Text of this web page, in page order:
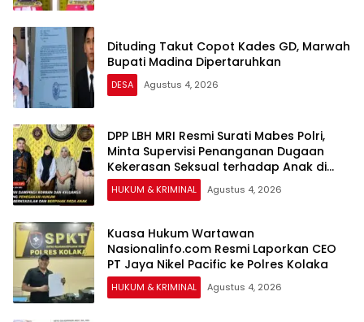
Dituding Takut Copot Kades GD, Marwah
Bupati Madina Dipertaruhkan
DESA Agustus 4, 2026
DPP LBH MRI Resmi Surati Mabes Polri,
Minta Supervisi Penanganan Dugaan
Kekerasan Seksual terhadap Anak di
Banggai
HUKUM & KRIMINAL Agustus 4, 2026
Kuasa Hukum Wartawan
Nasionalinfo.com Resmi Laporkan CEO
PT Jaya Nikel Pacific ke Polres Kolaka
HUKUM & KRIMINAL Agustus 4, 2026